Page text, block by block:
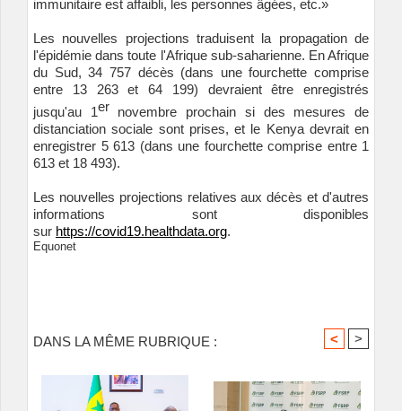
immunitaire est affaibli, les personnes âgées, etc.»
Les nouvelles projections traduisent la propagation de
l'épidémie dans toute l'Afrique sub-saharienne. En Afrique
du Sud, 34 757 décès (dans une fourchette comprise
entre 13 263 et 64 199) devraient être enregistrés
jusqu'au 1er novembre prochain si des mesures de
distanciation sociale sont prises, et le Kenya devrait en
enregistrer 5 613 (dans une fourchette comprise entre 1
613 et 18 493).
Les nouvelles projections relatives aux décès et d'autres
informations sont disponibles
sur https://covid19.healthdata.org.
Equonet
DANS LA MÊME RUBRIQUE : < >